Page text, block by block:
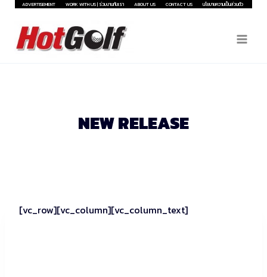
Skip
content
ADVERTISEMENT WORK WITH US | ร่วมงานกับเรา ABOUT US CONTACT US นโยบายความเป็นส่วนตัว
NEW RELEASE
[vc_row][vc_column][vc_column_text]